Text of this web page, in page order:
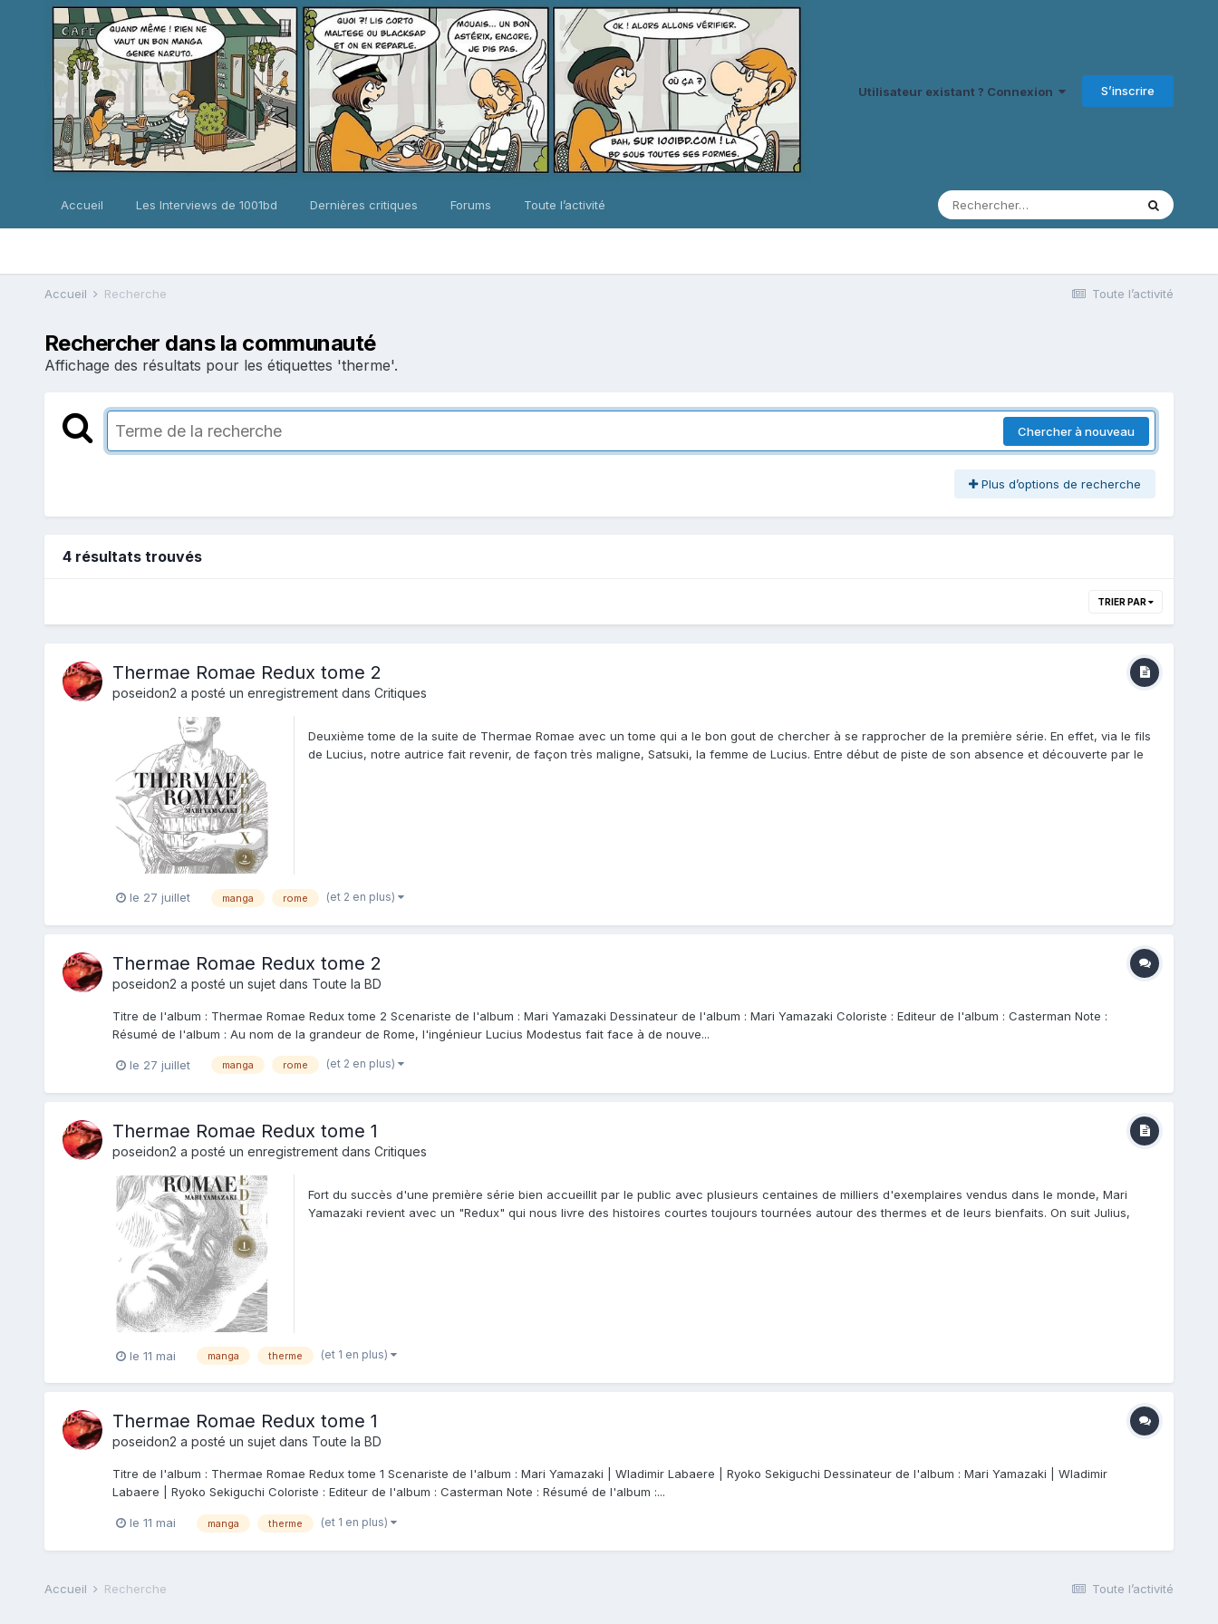
Utilisateur existant ? Connexion S’inscrire
Accueil Les Interviews de 1001bd Dernières critiques Forums Toute l’activité
Toute l’activité
Accueil Recherche
Rechercher dans la communauté
Affichage des résultats pour les étiquettes 'therme'.
Chercher à nouveau
Plus d’options de recherche
4 résultats trouvés
TRIER PAR
Thermae Romae Redux tome 2
poseidon2 a posté un enregistrement dans Critiques
Deuxième tome de la suite de Thermae Romae avec un tome qui a le bon gout de chercher à se rapprocher de la première série. En effet, via le fils
de Lucius, notre autrice fait revenir, de façon très maligne, Satsuki, la femme de Lucius. Entre début de piste de son absence et découverte par le
le 27 juillet manga rome (et 2 en plus)
Thermae Romae Redux tome 2
poseidon2 a posté un sujet dans Toute la BD
Titre de l'album : Thermae Romae Redux tome 2 Scenariste de l'album : Mari Yamazaki Dessinateur de l'album : Mari Yamazaki Coloriste : Editeur de l'album : Casterman Note :
Résumé de l'album : Au nom de la grandeur de Rome, l'ingénieur Lucius Modestus fait face à de nouve...
le 27 juillet manga rome (et 2 en plus)
Thermae Romae Redux tome 1
poseidon2 a posté un enregistrement dans Critiques
Fort du succès d'une première série bien accueillit par le public avec plusieurs centaines de milliers d'exemplaires vendus dans le monde, Mari
Yamazaki revient avec un "Redux" qui nous livre des histoires courtes toujours tournées autour des thermes et de leurs bienfaits. On suit Julius,
le 11 mai manga therme (et 1 en plus)
Thermae Romae Redux tome 1
poseidon2 a posté un sujet dans Toute la BD
Titre de l'album : Thermae Romae Redux tome 1 Scenariste de l'album : Mari Yamazaki | Wladimir Labaere | Ryoko Sekiguchi Dessinateur de l'album : Mari Yamazaki | Wladimir
Labaere | Ryoko Sekiguchi Coloriste : Editeur de l'album : Casterman Note : Résumé de l'album :...
le 11 mai manga therme (et 1 en plus)
Toute l’activité
Accueil Recherche